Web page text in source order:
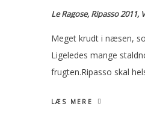
Le Ragose, Ripasso 2011,
Meget krudt i næsen,
Ligeledes mange
frugten.Ripasso skal
LÆS MERE